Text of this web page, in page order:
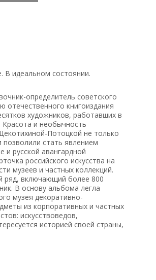
В идеальном состоянии.
определитель советского
книгоиздания
художников, работавших в
Красота и необычность
Потоцкой не только
позволили стать явлением
русской авангардной
российского искусства на
музеев и частных коллекций.
ряд, включающий более 800
В основу альбома легла
музея декоративно-
из корпоративных и частных
искусствоведов,
историей своей страны,